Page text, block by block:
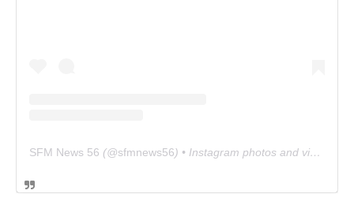
SFM News 56 (@sfmnews56) • Instagram photos and videos